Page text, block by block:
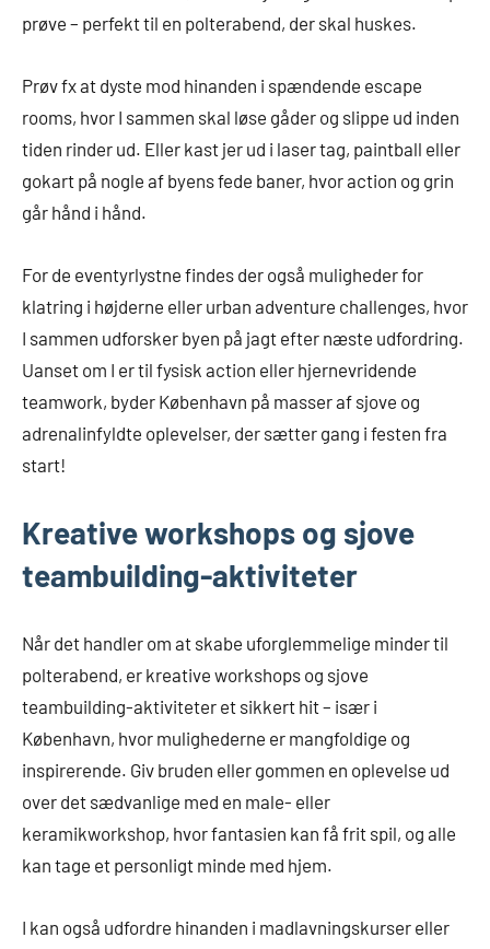
prøve – perfekt til en polterabend, der skal huskes.
Prøv fx at dyste mod hinanden i spændende escape
rooms, hvor I sammen skal løse gåder og slippe ud inden
tiden rinder ud. Eller kast jer ud i laser tag, paintball eller
gokart på nogle af byens fede baner, hvor action og grin
går hånd i hånd.
For de eventyrlystne findes der også muligheder for
klatring i højderne eller urban adventure challenges, hvor
I sammen udforsker byen på jagt efter næste udfordring.
Uanset om I er til fysisk action eller hjernevridende
teamwork, byder København på masser af sjove og
adrenalinfyldte oplevelser, der sætter gang i festen fra
start!
Kreative workshops og sjove
teambuilding-aktiviteter
Når det handler om at skabe uforglemmelige minder til
polterabend, er kreative workshops og sjove
teambuilding-aktiviteter et sikkert hit – især i
København, hvor mulighederne er mangfoldige og
inspirerende. Giv bruden eller gommen en oplevelse ud
over det sædvanlige med en male- eller
keramikworkshop, hvor fantasien kan få frit spil, og alle
kan tage et personligt minde med hjem.
I kan også udfordre hinanden i madlavningskurser eller